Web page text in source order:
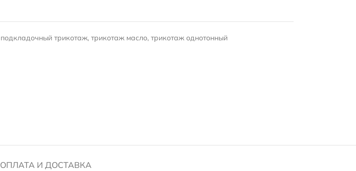
подкладочный трикотаж, трикотаж масло, трикотаж однотонный
ОПЛАТА И ДОСТАВКА